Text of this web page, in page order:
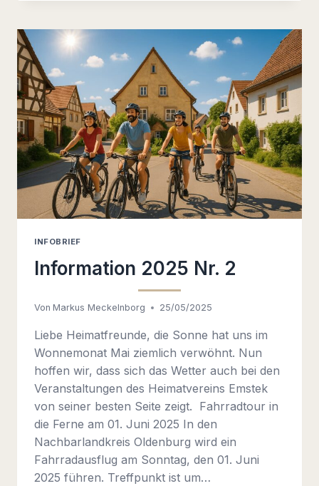
INFOBRIEF
Information 2025 Nr. 2
Von Markus Meckelnborg 25/05/2025
Liebe Heimatfreunde, die Sonne hat uns im
Wonnemonat Mai ziemlich verwöhnt. Nun
hoffen wir, dass sich das Wetter auch bei den
Veranstaltungen des Heimatvereins Emstek
von seiner besten Seite zeigt. Fahrradtour in
die Ferne am 01. Juni 2025 In den
Nachbarlandkreis Oldenburg wird ein
Fahrradausflug am Sonntag, den 01. Juni
2025 führen. Treffpunkt ist um…